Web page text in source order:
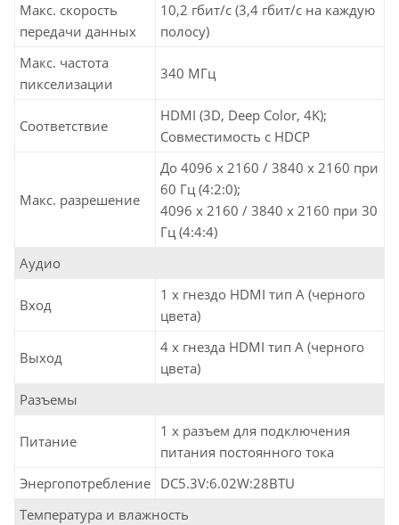
Макс. скорость
передачи данных
10,2 гбит/с (3,4 гбит/с на каждую
полосу)
Макс. частота
пикселизации
340 МГц
Соответствие
HDMI (3D, Deep Color, 4K);
Совместимость с HDCP
Макс. разрешение
До 4096 x 2160 / 3840 x 2160 при
60 Гц (4:2:0);
4096 x 2160 / 3840 x 2160 при 30
Гц (4:4:4)
Аудио
Вход
1 x гнездо HDMI тип А (черного
цвета)
Выход
4 x гнезда HDMI тип А (черного
цвета)
Разъемы
Питание
1 x разъем для подключения
питания постоянного тока
Энергопотребление DC5.3V:6.02W:28BTU
Температура и влажность